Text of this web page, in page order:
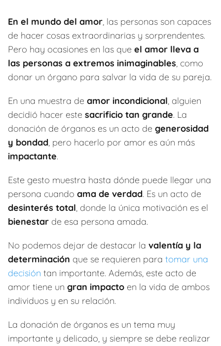
En el mundo del amor, las personas son capaces
de hacer cosas extraordinarias y sorprendentes.
Pero hay ocasiones en las que el amor lleva a
las personas a extremos inimaginables, como
donar un órgano para salvar la vida de su pareja.
En una muestra de amor incondicional, alguien
decidió hacer este sacrificio tan grande. La
donación de órganos es un acto de generosidad
y bondad, pero hacerlo por amor es aún más
impactante.
Este gesto muestra hasta dónde puede llegar una
persona cuando ama de verdad. Es un acto de
desinterés total, donde la única motivación es el
bienestar de esa persona amada.
No podemos dejar de destacar la valentía y la
determinación que se requieren para tomar una
decisión tan importante. Además, este acto de
amor tiene un gran impacto en la vida de ambos
individuos y en su relación.
La donación de órganos es un tema muy
importante y delicado, y siempre se debe realizar